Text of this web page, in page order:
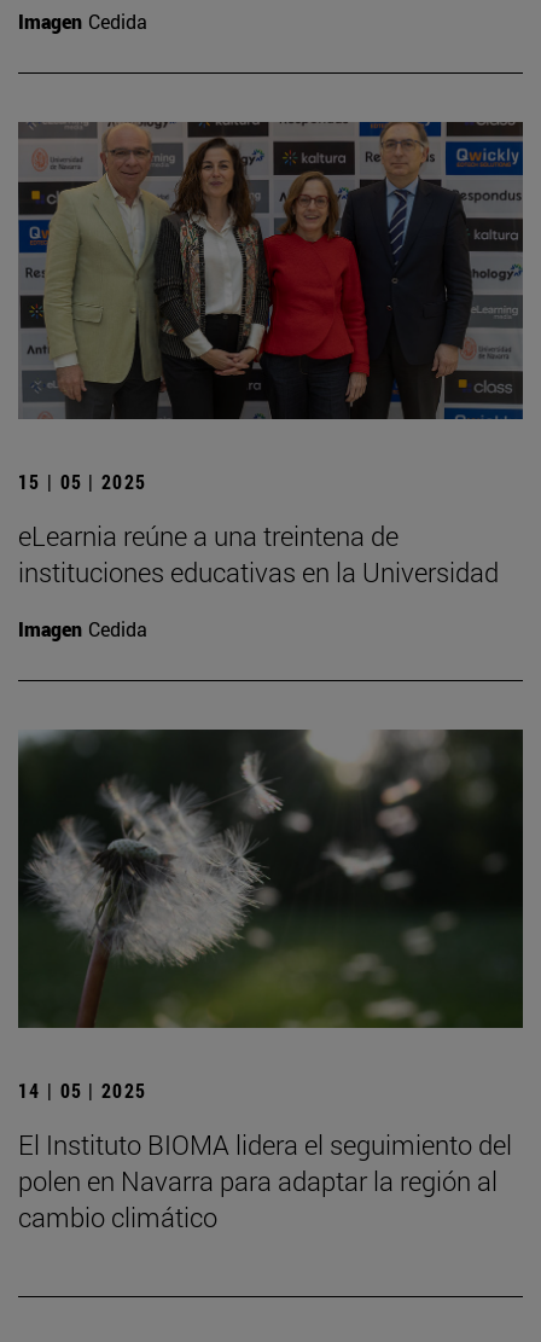
Imagen Cedida
15 | 05 | 2025
eLearnia reúne a una treintena de
instituciones educativas en la Universidad
Imagen Cedida
14 | 05 | 2025
El Instituto BIOMA lidera el seguimiento del
polen en Navarra para adaptar la región al
cambio climático